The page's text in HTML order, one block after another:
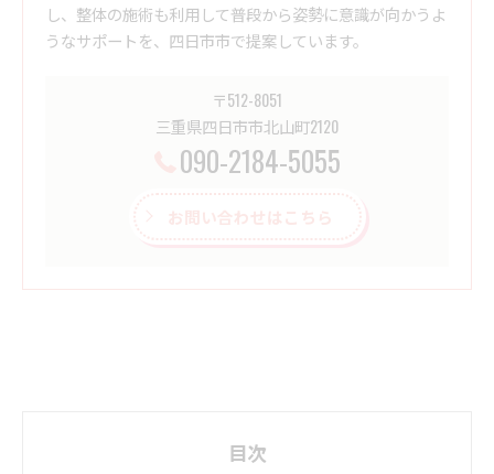
し、整体の施術も利用して普段から姿勢に意識が向かうよ
うなサポートを、四日市市で提案しています。
〒512-8051
三重県四日市市北山町2120
090-2184-5055
お問い合わせはこちら
目次